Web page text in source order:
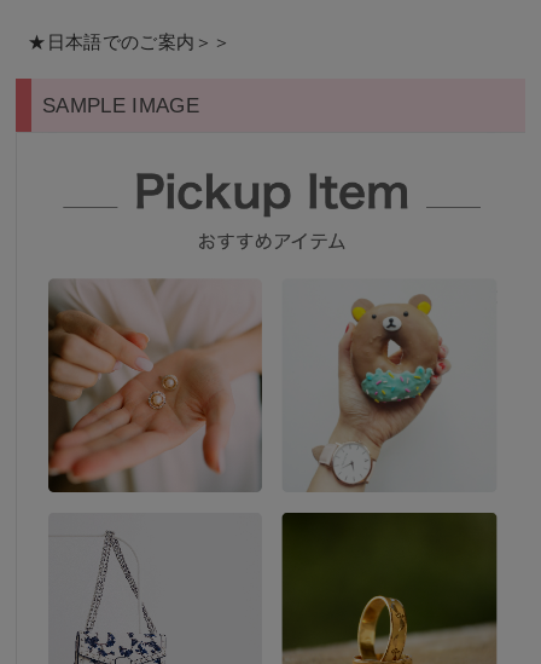
★日本語でのご案内＞＞
SAMPLE IMAGE